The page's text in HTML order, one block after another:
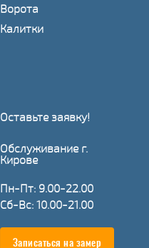
Ворота
Калитки
Оставьте заявку!
Обслуживание г.
Кирове
Пн-Пт: 9.00-22.00
Сб-Вс: 10.00-21.00
Записаться на замер